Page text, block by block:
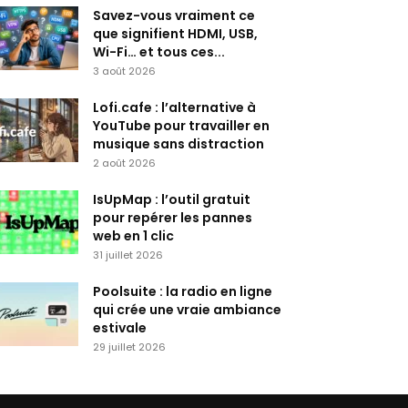
Savez-vous vraiment ce
que signifient HDMI, USB,
Wi-Fi… et tous ces...
3 août 2026
Lofi.cafe : l’alternative à
YouTube pour travailler en
musique sans distraction
2 août 2026
IsUpMap : l’outil gratuit
pour repérer les pannes
web en 1 clic
31 juillet 2026
Poolsuite : la radio en ligne
qui crée une vraie ambiance
estivale
29 juillet 2026